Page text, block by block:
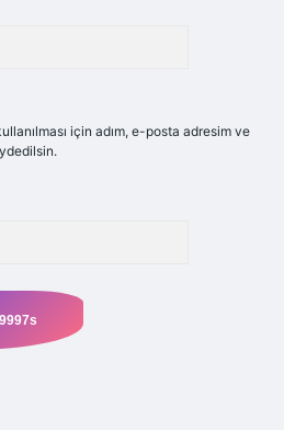
için adım, e-posta adresim ve